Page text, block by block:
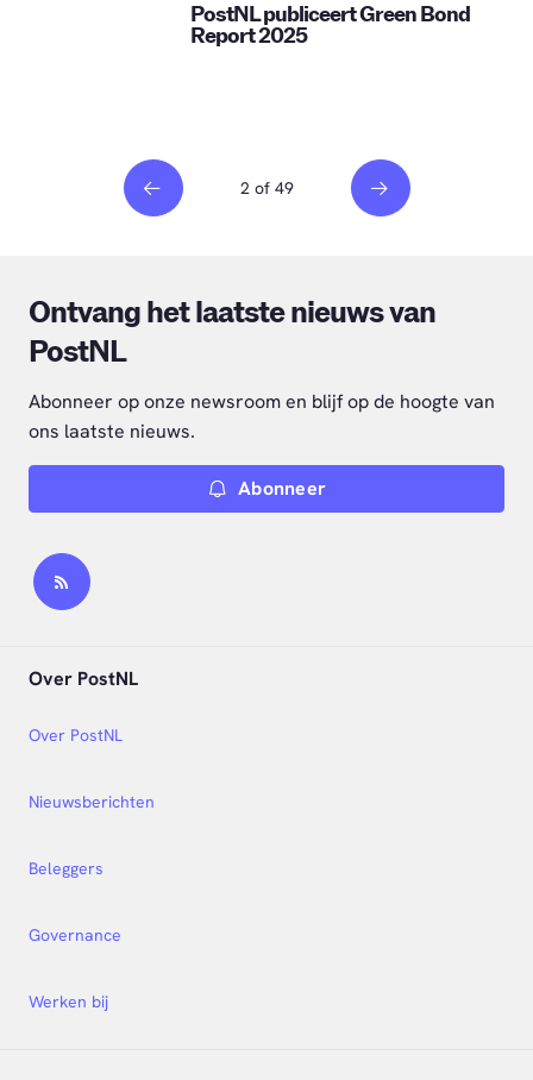
PostNL publiceert Green Bond
Report 2025
2 of 49
Ontvang het laatste nieuws van
PostNL
Abonneer op onze newsroom en blijf op de hoogte van
ons laatste nieuws.
Abonneer
Over PostNL
Nieuwsberichten
Over PostNL
Beleggers
Governance
Werken bij